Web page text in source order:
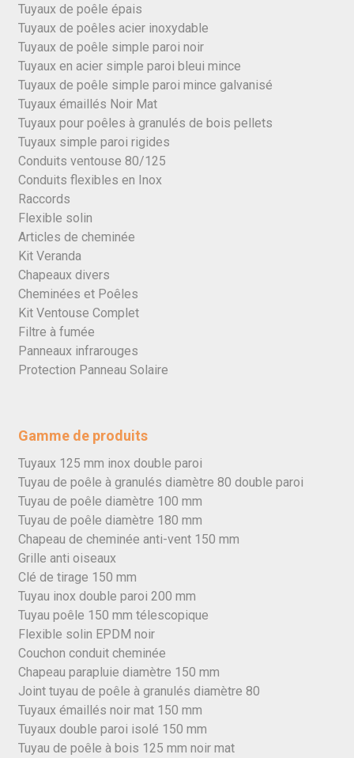
Tuyaux de poêle épais
Tuyaux de poêles acier inoxydable
Tuyaux de poêle simple paroi noir
Tuyaux en acier simple paroi bleui mince
Tuyaux de poêle simple paroi mince galvanisé
Tuyaux émaillés Noir Mat
Tuyaux pour poêles à granulés de bois pellets
Tuyaux simple paroi rigides
Conduits ventouse 80/125
Conduits flexibles en Inox
Raccords
Flexible solin
Articles de cheminée
Kit Veranda
Chapeaux divers
Cheminées et Poêles
Kit Ventouse Complet
Filtre à fumée
Panneaux infrarouges
Protection Panneau Solaire
Gamme de produits
Tuyaux 125 mm inox double paroi
Tuyau de poêle à granulés diamètre 80 double paroi
Tuyau de poêle diamètre 100 mm
Tuyau de poêle diamètre 180 mm
Chapeau de cheminée anti-vent 150 mm
Grille anti oiseaux
Clé de tirage 150 mm
Tuyau inox double paroi 200 mm
Tuyau poêle 150 mm télescopique
Flexible solin EPDM noir
Couchon conduit cheminée
Chapeau parapluie diamètre 150 mm
Joint tuyau de poêle à granulés diamètre 80
Tuyaux émaillés noir mat 150 mm
Tuyaux double paroi isolé 150 mm
Tuyau de poêle à bois 125 mm noir mat